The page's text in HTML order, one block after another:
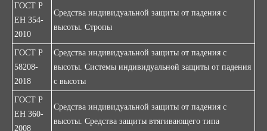
ГОСТ Р
ЕН 354-
2010
Средства индивидуальной защиты от падения с
высоты. Стропы
ГОСТ Р
58208-
2018
Средства индивидуальной защиты от падения с
высоты. Системы индивидуальной защиты от падения
с высоты
ГОСТ Р
ЕН 360-
2008
Средства индивидуальной защиты от падения с
высоты. Средства защиты втягивающего типа